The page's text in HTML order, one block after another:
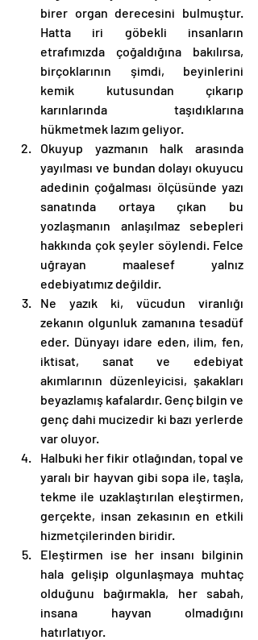
birer organ derecesini bulmuştur.
Hatta iri göbekli insanların
etrafımızda çoğaldığına bakılırsa,
birçoklarının şimdi, beyinlerini
kemik kutusundan çıkarıp
karınlarında taşıdıklarına
hükmetmek lazım geliyor.
Okuyup yazmanın halk arasında
yayılması ve bundan dolayı okuyucu
adedinin çoğalması ölçüsünde yazı
sanatında ortaya çıkan bu
yozlaşmanın anlaşılmaz sebepleri
hakkında çok şeyler söylendi. Felce
uğrayan maalesef yalnız
edebiyatımız değildir.
Ne yazık ki, vücudun viranlığı
zekanın olgunluk zamanına tesadüf
eder. Dünyayı idare eden, ilim, fen,
iktisat, sanat ve edebiyat
akımlarının düzenleyicisi, şakakları
beyazlamış kafalardır. Genç bilgin ve
genç dahi mucizedir ki bazı yerlerde
var oluyor.
Halbuki her fikir otlağından, topal ve
yaralı bir hayvan gibi sopa ile, taşla,
tekme ile uzaklaştırılan eleştirmen,
gerçekte, insan zekasının en etkili
hizmetçilerinden biridir.
Eleştirmen ise her insanı bilginin
hala gelişip olgunlaşmaya muhtaç
olduğunu bağırmakla, her sabah,
insana hayvan olmadığını
hatırlatıyor.